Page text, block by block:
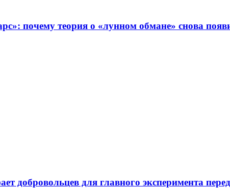
почему теория о «лунном обмане» снова
добровольцев для главного эксперимента